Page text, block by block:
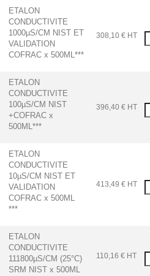
ETALON
CONDUCTIVITE
1000µS/CM NIST ET
VALIDATION
COFRAC x 500ML***
308,10 € HT
ETALON
CONDUCTIVITE
100µS/CM NIST
+COFRAC x
500ML***
396,40 € HT
ETALON
CONDUCTIVITE
10µS/CM NIST ET
VALIDATION
COFRAC x 500ML
***
413,49 € HT
ETALON
CONDUCTIVITE
111800µS/CM (25°C)
SRM NIST x 500ML
110,16 € HT